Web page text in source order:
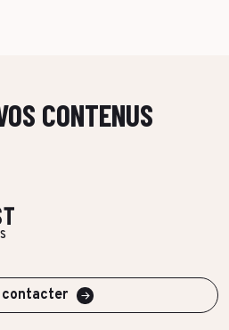
CONTENUS
contacter